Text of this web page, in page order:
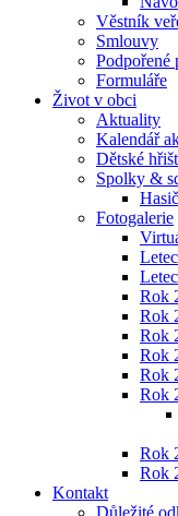
Věstník
Smlouvy
Podpořené
Formuláře
Život v obci
Aktuality
Kalendář
Dětské
Spolky &
Fotogalerie
Rok
Rok
Rok
Rok
Rok
Rok
Rok
Rok
Kontakt
Důležité